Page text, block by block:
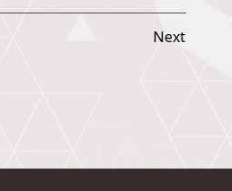
Next